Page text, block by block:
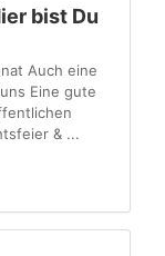
bist Du
Auch eine
Eine gute
& ...